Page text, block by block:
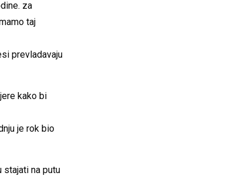
za
taj
prevladavaju
kako bi
je rok bio
na putu